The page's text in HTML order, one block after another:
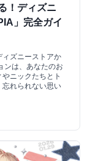
！ディズニ
」完全ガイ
ズニーストアか
ンは、あなたのお
ニックたちとト
忘れられない思い